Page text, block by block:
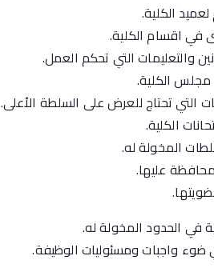
الكلية.
في اقسام الكلية.
والتعليمات التي تحكم العمل.
مجلس الكلية.
تحتاج للعرض على السلطة الأعلى.
الكلية.
المخولة له.
عليها.
في الحدود المخولة له.
واجبات ومسئوليات الوظيفة.